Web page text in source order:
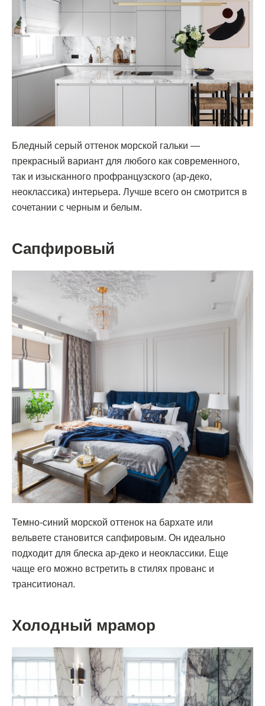
Бледный серый оттенок морской гальки —
прекрасный вариант для любого как современного,
так и изысканного профранцузского (ар-деко,
неоклассика) интерьера. Лучше всего он смотрится в
сочетании с черным и белым.
Сапфировый
Темно-синий морской оттенок на бархате или
вельвете становится сапфировым. Он идеально
подходит для блеска ар-деко и неоклассики. Еще
чаще его можно встретить в стилях прованс и
транситионал.
Холодный мрамор